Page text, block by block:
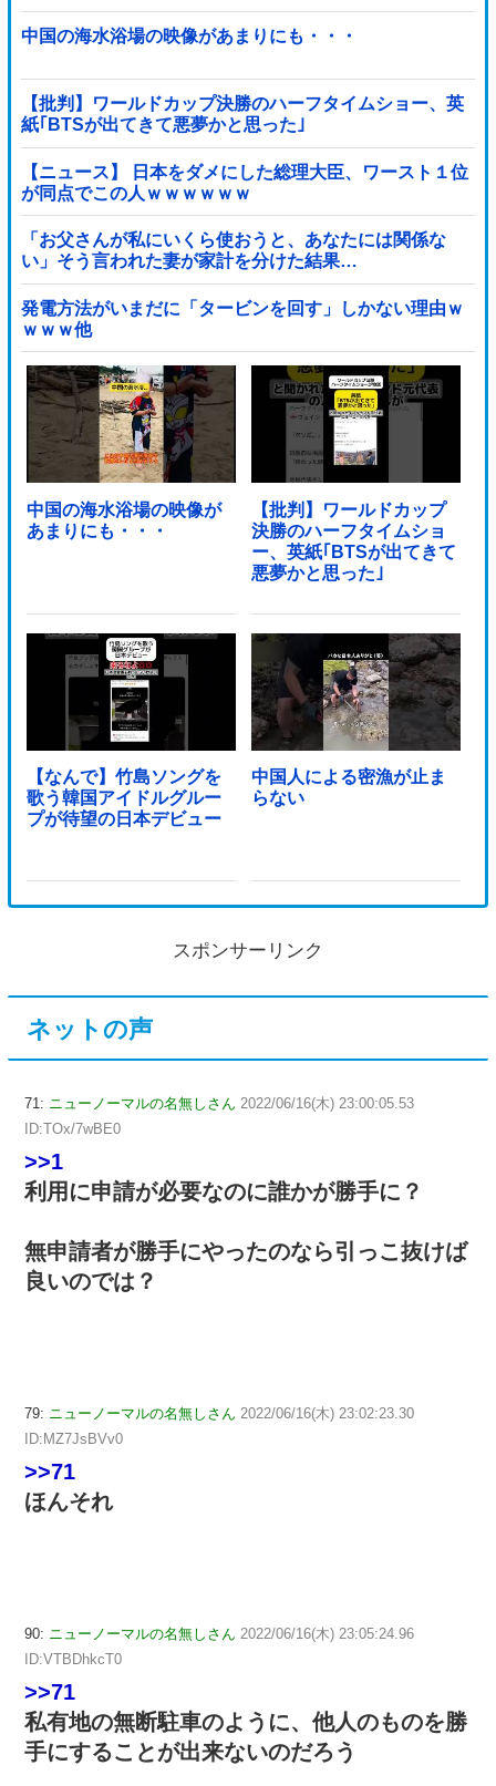
中国の海水浴場の映像があまりにも・・・
【批判】ワールドカップ決勝のハーフタイムショー、英
紙｢BTSが出てきて悪夢かと思った｣
【ニュース】 日本をダメにした総理大臣、ワースト１位
が同点でこの人ｗｗｗｗｗｗ
「お父さんが私にいくら使おうと、あなたには関係な
い」そう言われた妻が家計を分けた結果…
発電方法がいまだに「タービンを回す」しかない理由ｗ
ｗｗｗ他
中国の海水浴場の映像が
あまりにも・・・
【批判】ワールドカップ
決勝のハーフタイムショ
ー、英紙｢BTSが出てきて
悪夢かと思った｣
【なんで】竹島ソングを
歌う韓国アイドルグルー
プが待望の日本デビュー
中国人による密漁が止ま
らない
スポンサーリンク
ネットの声
71: ニューノーマルの名無しさん 2022/06/16(木) 23:00:05.53
ID:TOx/7wBE0
>>1
利用に申請が必要なのに誰かが勝手に？
無申請者が勝手にやったのなら引っこ抜けば
良いのでは？
79: ニューノーマルの名無しさん 2022/06/16(木) 23:02:23.30
ID:MZ7JsBVv0
>>71
ほんそれ
90: ニューノーマルの名無しさん 2022/06/16(木) 23:05:24.96
ID:VTBDhkcT0
>>71
私有地の無断駐車のように、他人のものを勝
手にすることが出来ないのだろう